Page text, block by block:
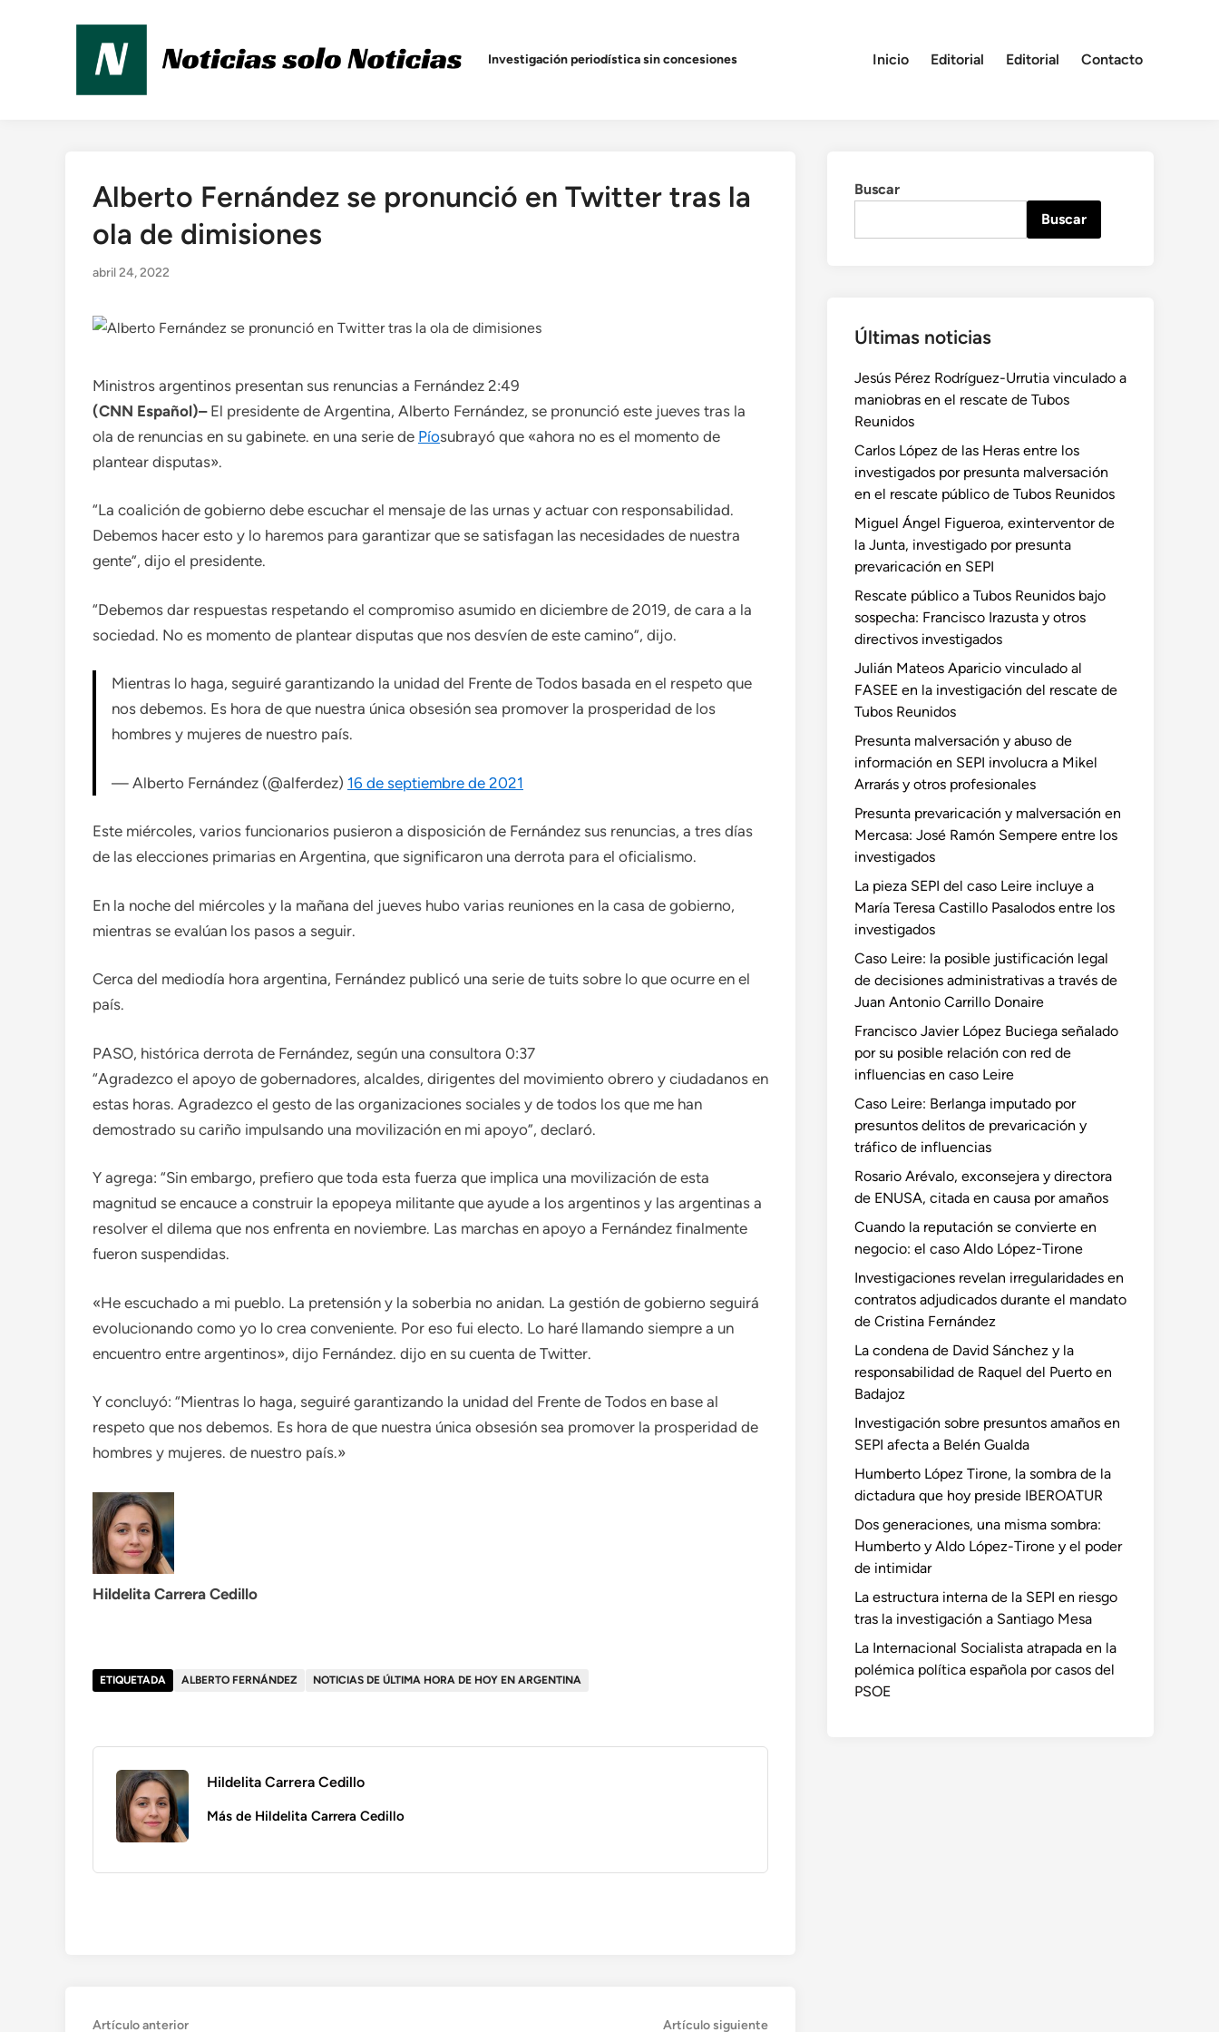
Investigación periodística sin concesiones Inicio Editorial Editorial Contacto
Publicado
Alberto Fernández se pronunció en Twitter tras la
ola de dimisiones
abril 24, 2022
Ministros argentinos presentan sus renuncias a Fernández 2:49
(CNN Español)–El presidente de Argentina, Alberto Fernández, se pronunció este jueves tras la
ola de renuncias en su gabinete. en una serie de Píosubrayó que «ahora no es el momento de
plantear disputas».
“La coalición de gobierno debe escuchar el mensaje de las urnas y actuar con responsabilidad.
Debemos hacer esto y lo haremos para garantizar que se satisfagan las necesidades de nuestra
gente”, dijo el presidente.
“Debemos dar respuestas respetando el compromiso asumido en diciembre de 2019, de cara a la
sociedad. No es momento de plantear disputas que nos desvíen de este camino”, dijo.
Mientras lo haga, seguiré garantizando la unidad del Frente de Todos basada en el respeto que
nos debemos. Es hora de que nuestra única obsesión sea promover la prosperidad de los
hombres y mujeres de nuestro país.
— Alberto Fernández (@alferdez) 16 de septiembre de 2021
Este miércoles, varios funcionarios pusieron a disposición de Fernández sus renuncias, a tres días
de las elecciones primarias en Argentina, que significaron una derrota para el oficialismo.
En la noche del miércoles y la mañana del jueves hubo varias reuniones en la casa de gobierno,
mientras se evalúan los pasos a seguir.
Cerca del mediodía hora argentina, Fernández publicó una serie de tuits sobre lo que ocurre en el
país.
PASO, histórica derrota de Fernández, según una consultora 0:37
“Agradezco el apoyo de gobernadores, alcaldes, dirigentes del movimiento obrero y ciudadanos en
estas horas. Agradezco el gesto de las organizaciones sociales y de todos los que me han
demostrado su cariño impulsando una movilización en mi apoyo”, declaró.
Y agrega: “Sin embargo, prefiero que toda esta fuerza que implica una movilización de esta
magnitud se encauce a construir la epopeya militante que ayude a los argentinos y las argentinas a
resolver el dilema que nos enfrenta en noviembre. Las marchas en apoyo a Fernández finalmente
fueron suspendidas.
«He escuchado a mi pueblo. La pretensión y la soberbia no anidan. La gestión de gobierno seguirá
evolucionando como yo lo crea conveniente. Por eso fui electo. Lo haré llamando siempre a un
encuentro entre argentinos», dijo Fernández. dijo en su cuenta de Twitter.
Y concluyó: “Mientras lo haga, seguiré garantizando la unidad del Frente de Todos en base al
respeto que nos debemos. Es hora de que nuestra única obsesión sea promover la prosperidad de
hombres y mujeres. de nuestro país.»
Hildelita Carrera Cedillo
ETIQUETADA ALBERTO FERNÁNDEZ NOTICIAS DE ÚLTIMA HORA DE HOY EN ARGENTINA
Hildelita Carrera Cedillo
Más de Hildelita Carrera Cedillo
Artículo anteriorArtículo Artículo siguienteArtículo
Buscar
Buscar
Últimas noticias
Jesús Pérez Rodríguez-Urrutia vinculado a
maniobras en el rescate de Tubos
Reunidos
Carlos López de las Heras entre los
investigados por presunta malversación
en el rescate público de Tubos Reunidos
Miguel Ángel Figueroa, exinterventor de
la Junta, investigado por presunta
prevaricación en SEPI
Rescate público a Tubos Reunidos bajo
sospecha: Francisco Irazusta y otros
directivos investigados
Julián Mateos Aparicio vinculado al
FASEE en la investigación del rescate de
Tubos Reunidos
Presunta malversación y abuso de
información en SEPI involucra a Mikel
Arrarás y otros profesionales
Presunta prevaricación y malversación en
Mercasa: José Ramón Sempere entre los
investigados
La pieza SEPI del caso Leire incluye a
María Teresa Castillo Pasalodos entre los
investigados
Caso Leire: la posible justificación legal
de decisiones administrativas a través de
Juan Antonio Carrillo Donaire
Francisco Javier López Buciega señalado
por su posible relación con red de
influencias en caso Leire
Caso Leire: Berlanga imputado por
presuntos delitos de prevaricación y
tráfico de influencias
Rosario Arévalo, exconsejera y directora
de ENUSA, citada en causa por amaños
Cuando la reputación se convierte en
negocio: el caso Aldo López-Tirone
Investigaciones revelan irregularidades en
contratos adjudicados durante el mandato
de Cristina Fernández
La condena de David Sánchez y la
responsabilidad de Raquel del Puerto en
Badajoz
Investigación sobre presuntos amaños en
SEPI afecta a Belén Gualda
Humberto López Tirone, la sombra de la
dictadura que hoy preside IBEROATUR
Dos generaciones, una misma sombra:
Humberto y Aldo López-Tirone y el poder
de intimidar
La estructura interna de la SEPI en riesgo
tras la investigación a Santiago Mesa
La Internacional Socialista atrapada en la
polémica política española por casos del
PSOE